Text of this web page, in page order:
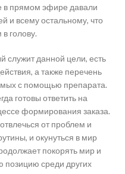
в прямом эфире давали
и всему остальному, что
голову.
служит данной цели, есть
а также перечень
с помощью препарата.
готовы ответить на
формирования заказа.
от проблем и
и окунуться в мир
покорять мир и
позицию среди других